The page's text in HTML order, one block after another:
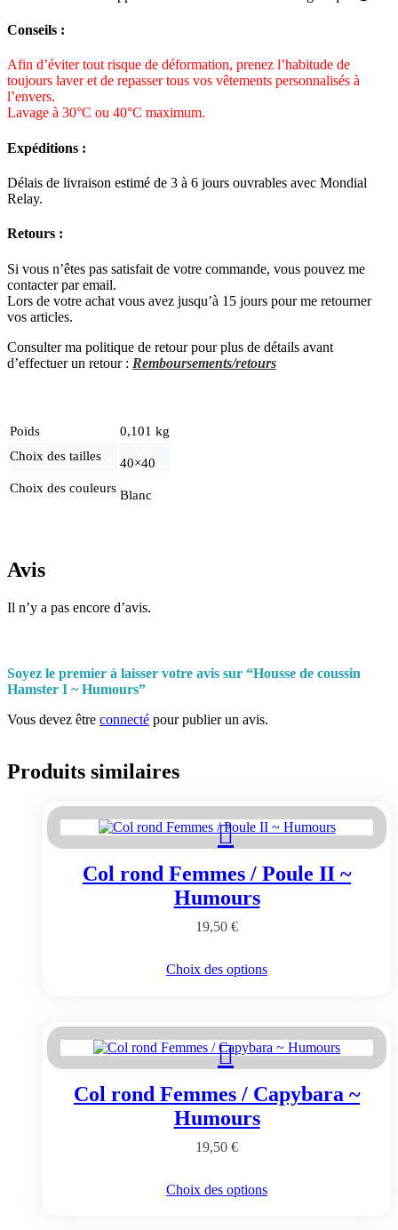
Conseils :
Afin d’éviter tout risque de déformation, prenez l’habitude de
toujours laver et de repasser tous vos vêtements personnalisés à
l’envers.
Lavage à 30°C ou 40°C maximum.
Expéditions :
Délais de livraison estimé de 3 à 6 jours ouvrables avec Mondial
Relay.
Retours :
Si vous n’êtes pas satisfait de votre commande, vous pouvez me
contacter par email.
Lors de votre achat vous avez jusqu’à 15 jours pour me retourner
vos articles.
Consulter ma politique de retour pour plus de détails avant
d’effectuer un retour : Remboursements/retours
Poids
0,101 kg
Choix des tailles
40×40
Choix des couleurs Blanc
Avis
Il n’y a pas encore d’avis.
Soyez le premier à laisser votre avis sur “Housse de coussin
Hamster I ~ Humours”
Vous devez être connecté pour publier un avis.
Produits similaires
Col rond Femmes / Poule II ~
Humours
19,50 €
Choix des options
Ce
Les
options
être
choisies
sur
la
produit
Col rond Femmes / Capybara ~
Humours
19,50 €
Choix des options
Ce